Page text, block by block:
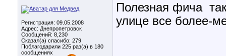
Регистрация: 09.05.2008
Адрес: Днепропетровск
Сообщений: 8,230
Сказал(а) спасибо: 279
Поблагодарили 225 раз(а) в 180
сообщениях
Полезная фича
улице все более-